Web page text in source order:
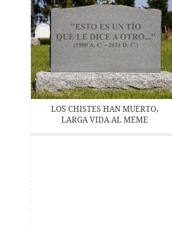
LOS CHISTES HAN MUERTO,
LARGA VIDA AL MEME